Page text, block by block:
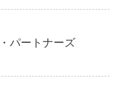
パートナーズ